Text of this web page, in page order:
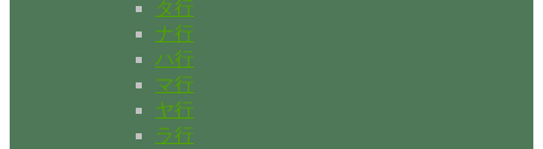
タ行
ナ行
ハ行
マ行
ヤ行
ラ行